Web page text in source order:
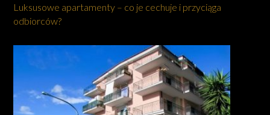
Luksusowe apartamenty – co je cechuje i przyciąga
odbiorców?